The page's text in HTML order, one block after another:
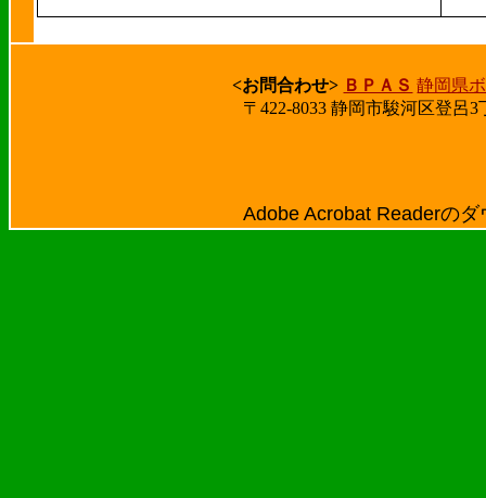
<お問合わせ> ＢＰＡＳ 静岡県
〒422-8033 静岡市駿河区登
Adobe Acrobat Readerの